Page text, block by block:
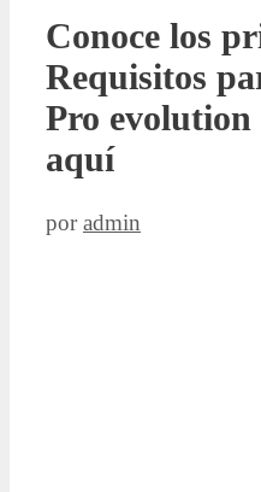
Conoce los
Requisitos
Pro evolution
aquí
poradmin